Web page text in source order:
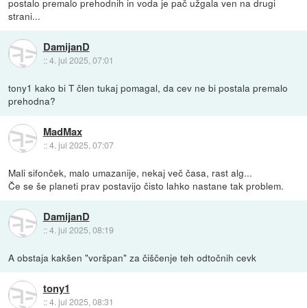
strani...
DamijanD
::4. jul 2025, 07:01
tony1 kako bi T člen tukaj pomagal, da cev ne bi postala premalo
prehodna?
MadMax
::4. jul 2025, 07:07
Mali sifonček, malo umazanije, nekaj več časa, rast alg...
Če se še planeti prav postavijo čisto lahko nastane tak problem.
DamijanD
::4. jul 2025, 08:19
A obstaja kakšen "voršpan" za čiščenje teh odtočnih cevk
tony1
::4. jul 2025, 08:31